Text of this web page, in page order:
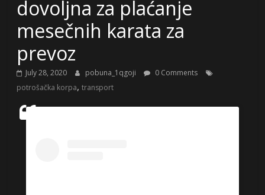
dovoljna za plaćanje
mesečnih karata za
prevoz
July 28, 2020 pobuna_1qgoji
0 Comments
potrošačka korpa,transport